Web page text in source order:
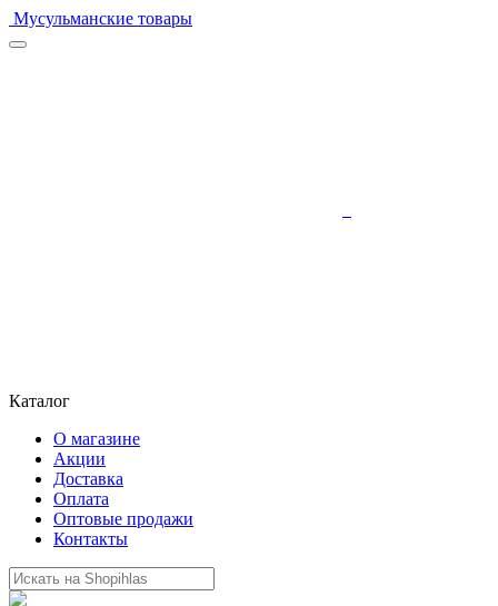
Мусульманские товары
Каталог
О магазине
Акции
Доставка
Оплата
Оптовые продажи
Контакты